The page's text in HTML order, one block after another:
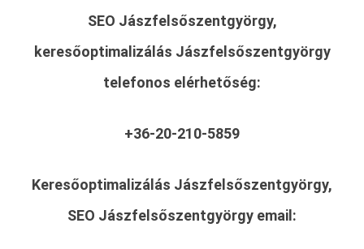
SEO Jászfelsőszentgyörgy,
keresőoptimalizálás Jászfelsőszentgyörgy
telefonos elérhetőség:
+36-20-210-5859
Keresőoptimalizálás Jászfelsőszentgyörgy,
SEO Jászfelsőszentgyörgy email: